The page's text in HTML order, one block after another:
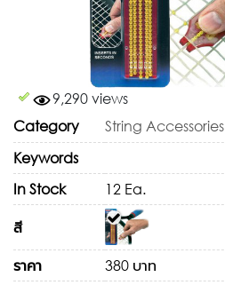
9,290 views
Category
String Accessories
Keywords
In Stock
12 Ea.
สี
ราคา
380 บาท